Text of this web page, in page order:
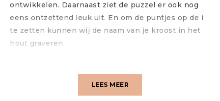
ontwikkelen. Daarnaast ziet de puzzel er ook nog
eens ontzettend leuk uit. En om de puntjes op de i
te zetten kunnen wij de naam van je kroost in het
hout graveren.
LEES MEER